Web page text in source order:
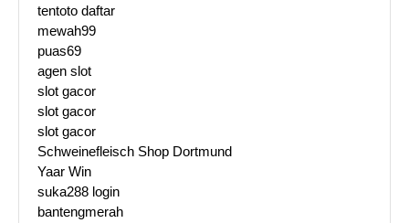
tentoto daftar
mewah99
puas69
agen slot
slot gacor
slot gacor
slot gacor
Schweinefleisch Shop Dortmund
Yaar Win
suka288 login
bantengmerah